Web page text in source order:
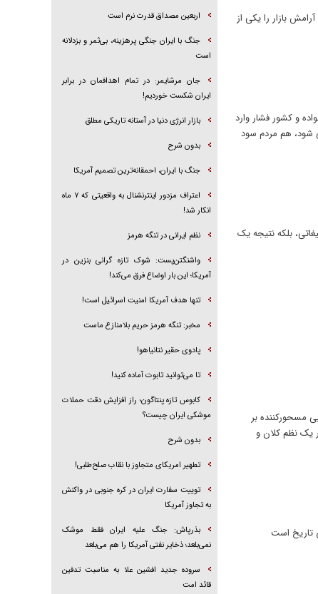
بازار را یکی از
و کشور فشار وارد
شود، هم مردم سود
بلکه نتیجه یک
مسحورکننده بر
یک نظم کلان و
تاریخ است
اربعین مصداق قدرت نرم است
جنگ با ایران جنگی پرهزینه، بی‌ثمر و بزدلانه
است
جان مرشایمر: در تمام اهدافمان در برابر
ایران شکست خوردیم!
بازار انرژی دنیا در آستانه تاریکی مطلق
بدون شرح
جنگ با ایران، احمقانه‌ترین تصمیم آمریکا
اعتراف مزدور اینترنشنال به واقعیتی که ۷ ماه
انکار شد!
نظم ایرانی در تنگه هرمز
واشنگتن‌پست: شوک تازه گرانی بنزین در
آمریکا؛ این بار اوضاع فرق می‌کند!
تنها هدف آمریکا امنیت اسرائیل است!
مخبر: تنگه هرمز حریم بلامنازع ماست
پادوی حقیر نتانیاهو!
تا می‌توانید تابوت آماده کنید!
کابوس تازه پنتاگون؛ راز افزایش دقت حملات
موشکی ایران چیست؟
بدون شرح
تطهیر امریکای متجاوز با نقاب صلح‌طلبی!
توییت سفارت ایران در کره جنوبی در واکنش
به تجاوز آمریکا
بذرپاش: ‏جنگ علیه ایران فقط موشک
نمی‌بلعد؛ ذخایر نفتی آمریکا را هم می‌بلعد
سروده جدید افشین علا به مناسبت تدفین
قائد امت